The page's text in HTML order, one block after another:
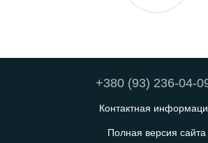
+380 (93) 236-04-
Контактная
Полная версия сайта